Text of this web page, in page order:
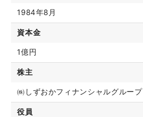
1984年8月
資本金
1億円
株主
㈱しずおかフィナンシャルグループ
役員